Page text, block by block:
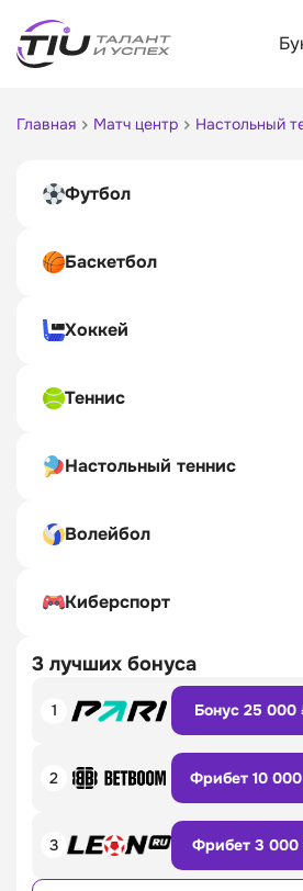
Главная Матч центр Настольный
Футбол
Баскетбол
Хоккей
Теннис
Настольный теннис
Волейбол
Киберспорт
3 лучших бонуса
1 Бонус 25 000
2 Фрибет 10
3 Фрибет 3 000